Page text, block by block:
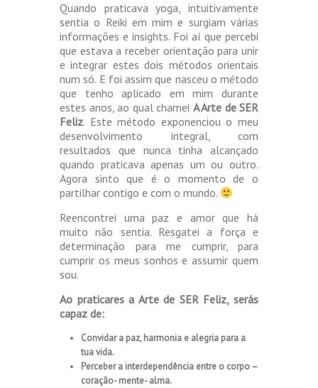
Quando praticava yoga, intuitivamente
sentia o Reiki em mim e surgiam várias
informações e insights. Foi aí que percebi
que estava a receber orientação para unir
e integrar estes dois métodos orientais
num só. E foi assim que nasceu o método
que tenho aplicado em mim durante
estes anos, ao qual chamei A Arte de SER
Feliz. Este método exponenciou o meu
desenvolvimento integral, com
resultados que nunca tinha alcançado
quando praticava apenas um ou outro.
Agora sinto que é o momento de o
partilhar contigo e com o mundo.
Reencontrei uma paz e amor que há
muito não sentia. Resgatei a força e
determinação para me cumprir, para
cumprir os meus sonhos e assumir quem
sou.
Ao praticares a Arte de SER Feliz, serás
capaz de:
Convidar a paz, harmonia e alegria para a
tua vida.
Perceber a interdependência entre o corpo –
coração- mente- alma.